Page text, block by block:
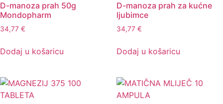
D-manoza prah 50g
Mondopharm
34,77 €
Dodaj u košaricu
D-manoza prah za kućne
ljubimce
34,77 €
Dodaj u košaricu